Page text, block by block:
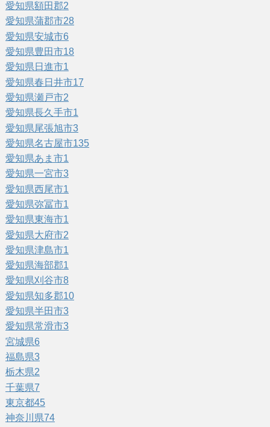
愛知県額田郡2
愛知県蒲郡市28
愛知県安城市6
愛知県豊田市18
愛知県日進市1
愛知県春日井市17
愛知県瀬戸市2
愛知県長久手市1
愛知県尾張旭市3
愛知県名古屋市135
愛知県あま市1
愛知県一宮市3
愛知県西尾市1
愛知県弥冨市1
愛知県東海市1
愛知県大府市2
愛知県津島市1
愛知県海部郡1
愛知県刈谷市8
愛知県知多郡10
愛知県半田市3
愛知県常滑市3
宮城県6
福島県3
栃木県2
千葉県7
東京都45
神奈川県74